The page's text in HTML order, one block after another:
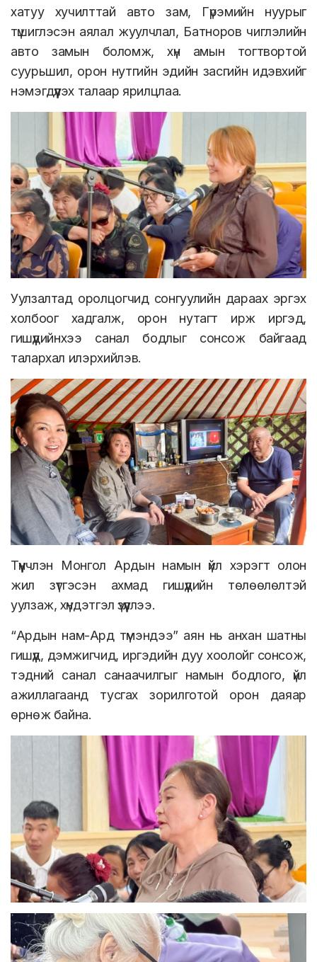
хатуу хучилттай авто зам, Гүрэмийн нуурыг
түшиглэсэн аялал жуулчлал, Батноров чиглэлийн
авто замын боломж, хүн амын тогтвортой
суурьшил, орон нутгийн эдийн засгийн идэвхийг
нэмэгдүүлэх талаар ярилцлаа.
Уулзалтад оролцогчид сонгуулийн дараах эргэх
холбоог хадгалж, орон нутагт ирж иргэд,
гишүүдийнхээ санал бодлыг сонсож байгаад
талархал илэрхийлэв.
Түүнчлэн Монгол Ардын намын үйл хэрэгт олон
жил зүтгэсэн ахмад гишүүдийн төлөөлөлтэй
уулзаж, хүндэтгэл үзүүллээ.
“Ардын нам-Ард түмэндээ” аян нь анхан шатны
гишүүд, дэмжигчид, иргэдийн дуу хоолойг сонсож,
тэдний санал санаачилгыг намын бодлого, үйл
ажиллагаанд тусгах зорилготой орон даяар
өрнөж байна.